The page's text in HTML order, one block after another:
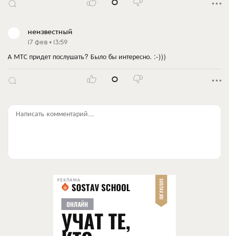
неизвестный
17 фев • 13:59
А МТС придет послушать? Было бы интересно. :-)))
0
Написать комментарий...
РЕКЛАМА